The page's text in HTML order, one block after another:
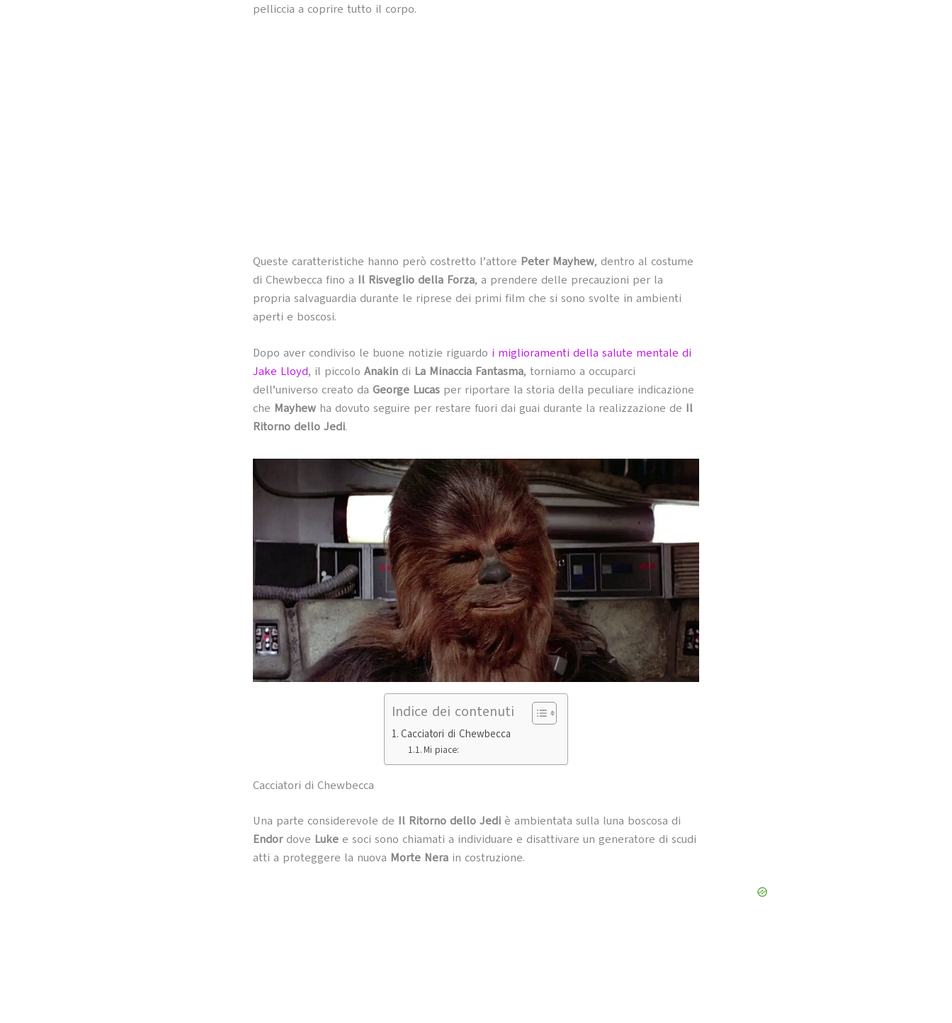
pelliccia a coprire tutto il corpo.
Queste caratteristiche hanno però costretto l’attore Peter Mayhew, dentro al costume
di Chewbecca fino a Il Risveglio della Forza, a prendere delle precauzioni per la
propria salvaguardia durante le riprese dei primi film che si sono svolte in ambienti
aperti e boscosi.
Dopo aver condiviso le buone notizie riguardo i miglioramenti della salute mentale di
Jake Lloyd, il piccolo Anakin di La Minaccia Fantasma, torniamo a occuparci
dell’universo creato da George Lucas per riportare la storia della peculiare indicazione
che Mayhew ha dovuto seguire per restare fuori dai guai durante la realizzazione de Il
Ritorno dello Jedi.
Indice dei contenuti
Cacciatori di Chewbecca
Mi piace:
Cacciatori di Chewbecca
Una parte considerevole de Il Ritorno dello Jedi è ambientata sulla luna boscosa di
Endordove Luke e soci sono chiamati a individuare e disattivare un generatore di scudi
atti a proteggere la nuova Morte Nera in costruzione.